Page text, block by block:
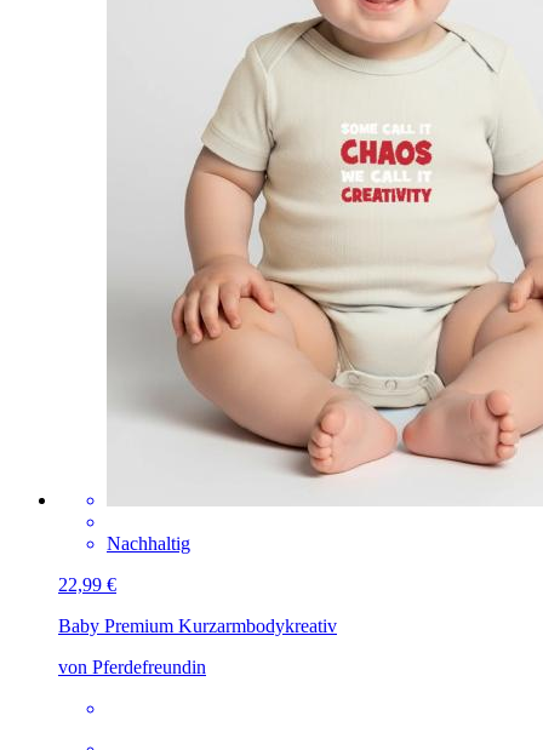
Nachhaltig
22,99 €
Baby Premium Kurzarmbodykreativ
von Pferdefreundin